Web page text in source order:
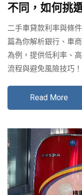
不同，如何挑
二手車貸款利率與條
篇為你解析銀行、車
為例，提供低利率、
流程與避免風險技巧！
Read More